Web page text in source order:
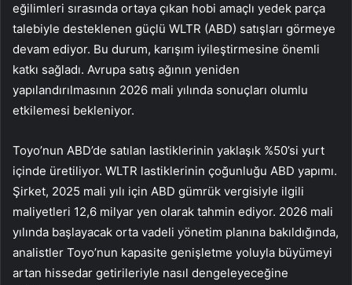
eğilimleri sırasında ortaya çıkan hobi amaçlı yedek parça
talebiyle desteklenen güçlü WLTR (ABD) satışları görmeye
devam ediyor. Bu durum, karışım iyileştirmesine önemli
katkı sağladı. Avrupa satış ağının yeniden
yapılandırılmasının 2026 mali yılında sonuçları olumlu
etkilemesi bekleniyor.
Toyo’nun ABD’de satılan lastiklerinin yaklaşık %50’si yurt
içinde üretiliyor. WLTR lastiklerinin çoğunluğu ABD yapımı.
Şirket, 2025 mali yılı için ABD gümrük vergisiyle ilgili
maliyetleri 12,6 milyar yen olarak tahmin ediyor. 2026 mali
yılında başlayacak orta vadeli yönetim planına bakıldığında,
analistler Toyo’nun kapasite genişletme yoluyla büyümeyi
artan hissedar getirileriyle nasıl dengeleyeceğine